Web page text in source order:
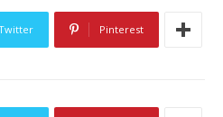
Pinterest